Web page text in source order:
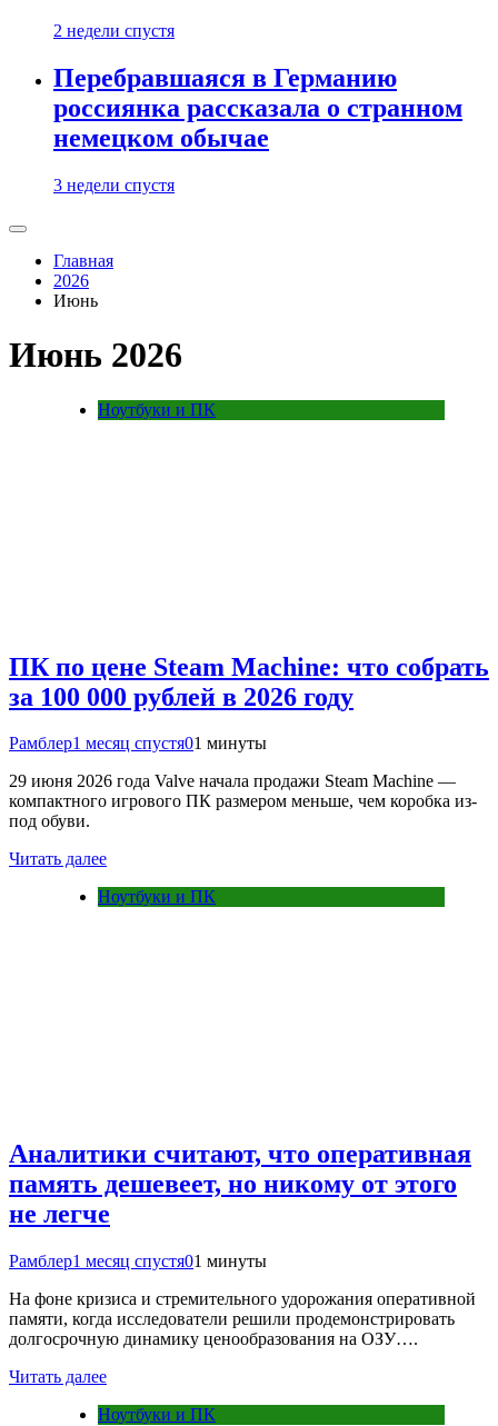
2 недели спустя
Перебравшаяся в Германию
россиянка рассказала о странном
немецком обычае
3 недели спустя
Главная
2026
Июнь
Июнь 2026
Ноутбуки и ПК
ПК по цене Steam Machine: что собрать
за 100 000 рублей в 2026 году
Рамблер1 месяц спустя01 минуты
29 июня 2026 года Valve начала продажи Steam Machine —
компактного игрового ПК размером меньше, чем коробка из-
под обуви.
Читать далее
Ноутбуки и ПК
Аналитики считают, что оперативная
память дешевеет, но никому от этого
не легче
Рамблер1 месяц спустя01 минуты
На фоне кризиса и стремительного удорожания оперативной
памяти, когда исследователи решили продемонстрировать
долгосрочную динамику ценообразования на ОЗУ….
Читать далее
Ноутбуки и ПК